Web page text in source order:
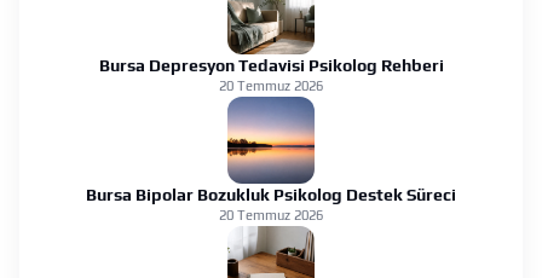
Bursa Depresyon Tedavisi Psikolog Rehberi
20 Temmuz 2026
Bursa Bipolar Bozukluk Psikolog Destek Süreci
20 Temmuz 2026